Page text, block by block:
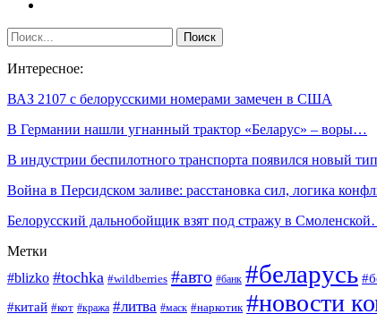
Интересное:
ВАЗ 2107 с белорусскими номерами замечен в США
В Германии нашли угнанный трактор «Беларус» – воры…
В индустрии беспилотного транспорта появился новый
Война в Персидском заливе: расстановка сил, логика
Белорусский дальнобойщик взят под стражу в
Метки
#blizko #tochka #wildberries #авто #банк #беларусь
#китай #кот #кража #литва #маск #наркотик #новости